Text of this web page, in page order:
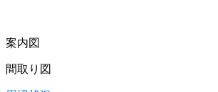
案内図
間取り図